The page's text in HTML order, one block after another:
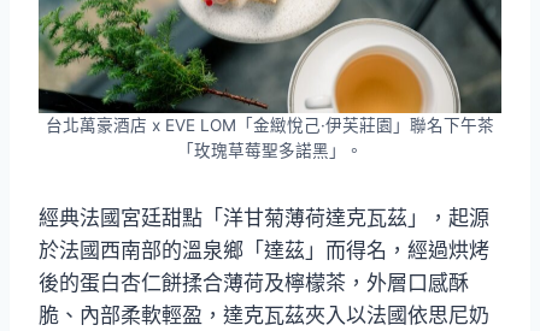
台北萬豪酒店 x EVE LOM「金緻悅己·伊芙莊園」聯名下午茶
「玫瑰草莓聖多諾黑」。
經典法國宮廷甜點「洋甘菊薄荷達克瓦茲」，起源
於法國西南部的溫泉鄉「達茲」而得名，經過烘烤
後的蛋白杏仁餅揉合薄荷及檸檬茶，外層口感酥
脆、內部柔軟輕盈，達克瓦茲夾入以法國依思尼奶